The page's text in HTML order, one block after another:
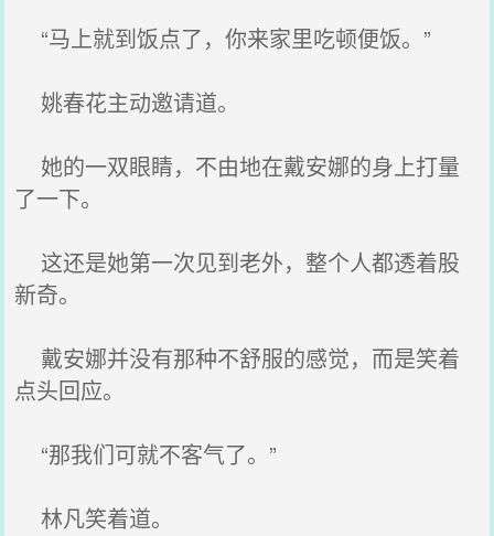
“马上就到饭点了，你来家里吃顿便饭。”
姚春花主动邀请道。
她的一双眼睛，不由地在戴安娜的身上打量
了一下。
这还是她第一次见到老外，整个人都透着股
新奇。
戴安娜并没有那种不舒服的感觉，而是笑着
点头回应。
“那我们可就不客气了。”
林凡笑着道。